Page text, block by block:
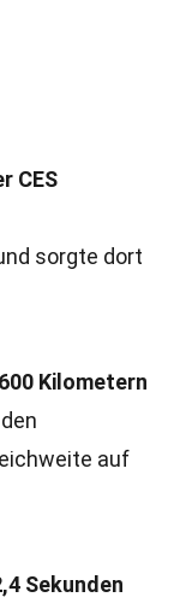
CES
sorgte dort
Kilometern
auf
Sekunden